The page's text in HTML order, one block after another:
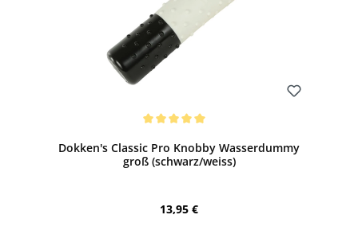
Dokken's Classic Pro Knobby Wasserdummy
groß (schwarz/weiss)
Regulärer Preis:
13,95 €